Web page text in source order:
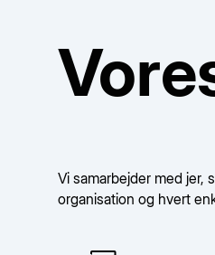
Vi samarbejder med jer,
organisation og hvert